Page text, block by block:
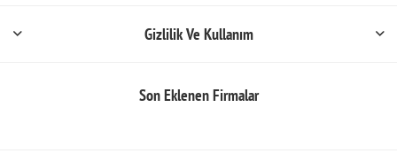
Gizlilik Ve Kullanım
Son Eklenen Firmalar